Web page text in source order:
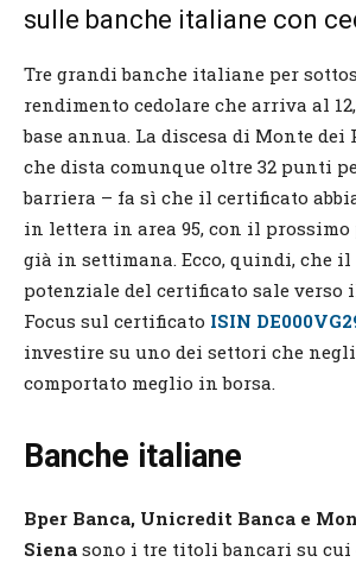
sulle banche italiane con
Tre grandi banche italiane per
rendimento cedolare che arriva al
base annua. La discesa di Monte dei
che dista comunque oltre 32 punti
barriera – fa sì che il certificato
in lettera in area 95, con il
già in settimana. Ecco, quindi, che
potenziale del certificato sale verso
Focus sul certificato ISIN
investire su uno dei settori che
comportato meglio in borsa.
Banche italiane
Bper Banca, Unicredit Banca e
Siena sono i tre titoli bancari su